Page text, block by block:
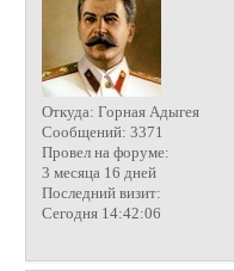
Откуда: Горная Адыгея
Сообщений: 3371
Провел на форуме:
3 месяца 16 дней
Последний визит:
Сегодня 14:42:06